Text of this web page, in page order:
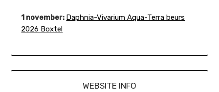
1 november: Daphnia-Vivarium Aqua-Terra beurs
2026 Boxtel
WEBSITE INFO